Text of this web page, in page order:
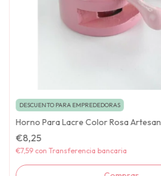
DESCUENTO PARA EMPREDEDORAS
Horno Para Lacre Color Rosa
€8,25
€7,59 con Transferencia bancaria